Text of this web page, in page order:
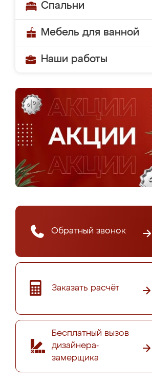
Спальни
Мебель для ванной
Наши работы
Обратный звонок
Заказать расчёт
Бесплатный вызов
дизайнера-
замерщика